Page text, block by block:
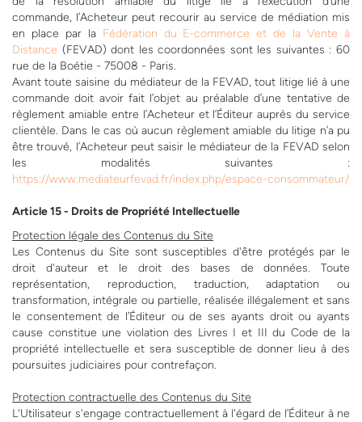
commande, l’Acheteur peut recourir au service de médiation mis
en place par la Fédération du E-commerce et de la Vente à
Distance (FEVAD) dont les coordonnées sont les suivantes : 60
rue de la Boétie - 75008 - Paris.
Avant toute saisine du médiateur de la FEVAD, tout litige lié à une
commande doit avoir fait l’objet au préalable d’une tentative de
règlement amiable entre l’Acheteur et l’Éditeur auprès du service
clientèle. Dans le cas où aucun règlement amiable du litige n’a pu
être trouvé, l’Acheteur peut saisir le médiateur de la FEVAD selon
les modalités suivantes :
https://www.mediateurfevad.fr/index.php/espace-consommateur/
Article 15 - Droits de Propriété Intellectuelle
Protection légale des Contenus du Site
Les Contenus du Site sont susceptibles d'être protégés par le
droit d'auteur et le droit des bases de données. Toute
représentation, reproduction, traduction, adaptation ou
transformation, intégrale ou partielle, réalisée illégalement et sans
le consentement de l’Éditeur ou de ses ayants droit ou ayants
cause constitue une violation des Livres I et III du Code de la
propriété intellectuelle et sera susceptible de donner lieu à des
poursuites judiciaires pour contrefaçon.
Protection contractuelle des Contenus du Site
L'Utilisateur s'engage contractuellement à l'égard de l’Éditeur à ne